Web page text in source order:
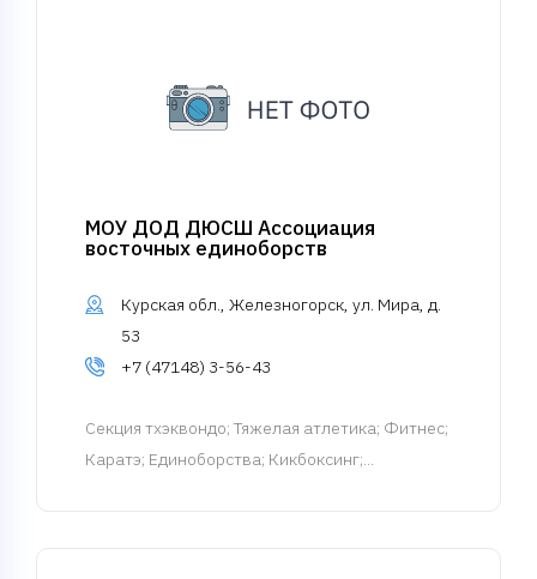
МОУ ДОД ДЮСШ Ассоциация
восточных единоборств
Курская обл., Железногорск, ул. Мира, д.
53
+7 (47148) 3-56-43
Cекция тхэквондо; Тяжелая атлетика; Фитнес;
Каратэ; Единоборства; Кикбоксинг;...